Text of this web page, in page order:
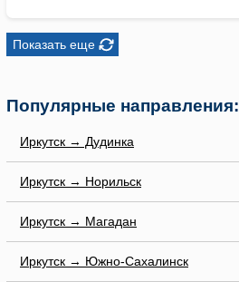
Показать еще
Популярные направления:
Иркутск → Дудинка
Иркутск → Норильск
Иркутск → Магадан
Иркутск → Южно-Сахалинск